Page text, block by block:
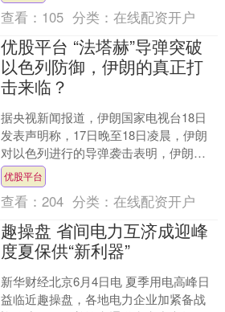
查看： 105 分类：在线配资开户
优股平台 “法塔赫”导弹突破
以色列防御，伊朗的真正打
击来临？
据央视新闻报道，伊朗国家电视台18日
发表声明称，17日晚至18日凌晨，伊朗
对以色列进行的导弹袭击表明，伊朗
的“法塔赫”导弹突破了以色列的防御优股
平台，使其“完全....
优股平台
查看：204 分类：在线配资开户
趣操盘 省间电力互济成迎峰
度夏保供“新利器”
新华财经北京6月4日电 夏季用电高峰日
益临近趣操盘，各地电力企业加紧备战